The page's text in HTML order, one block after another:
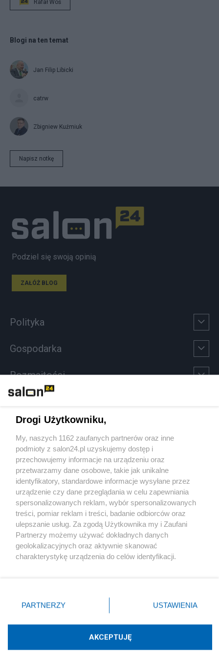
Rafał Woś
Blogi na ten temat
Jan Filip Libicki
catrw
Zbigniew Kuźmiuk
Napisz notkę
Podziel się swoją opinią
ZAŁÓŻ BLOG
Polityka
Gospodarka
Rozmaitości
Sport
Społeczeństwo
Kultura
X Facebook Instagram Youtube
Technologię dostarcza:W3media.pl
Drogi Użytkowniku,
My, naszych 1162 zaufanych partnerów oraz inne
podmioty z salon24.pl uzyskujemy dostęp i
przechowujemy informacje na urządzeniu oraz
przetwarzamy dane osobowe, takie jak unikalne
identyfikatory, standardowe informacje wysyłane przez
urządzenie czy dane przeglądania w celu zapewniania
spersonalizowanych reklam, wybór spersonalizowanych
treści, pomiar reklam i treści, badanie odbiorców oraz
ulepszanie usług. Za zgodą Użytkownika my i Zaufani
Partnerzy możemy używać dokładnych danych
geolokalizacyjnych oraz aktywnie skanować
charakterystykę urządzenia do celów identyfikacji.
zmienić/wycofać klikając przycisk ustawień prywatności
znajdujący się w lewym dolnym rogu strony
rodzaje przetwarzania danych nie wymagają zgody
użytkownika, ale masz prawo sprzeciwić się takiemu
przetwarzaniu. Preferencje będą miały zastosowania tylko
PARTNERZY USTAWIENIA
AKCEPTUJĘ